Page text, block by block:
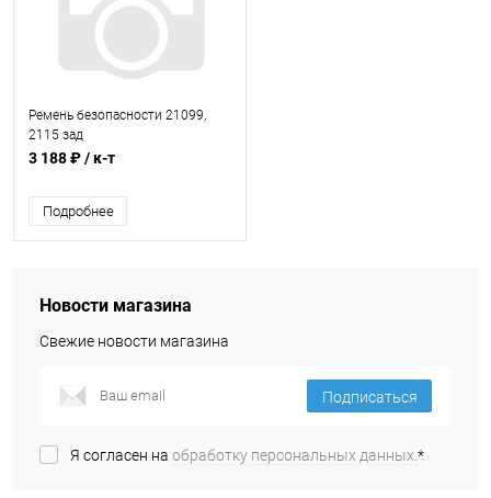
Ремень безопасности 21099,
2115 зад
3 188 ₽/ к-т
Подробнее
Новости магазина
Свежие новости магазина
Подписаться
Я согласен на обработку персональных данных.*